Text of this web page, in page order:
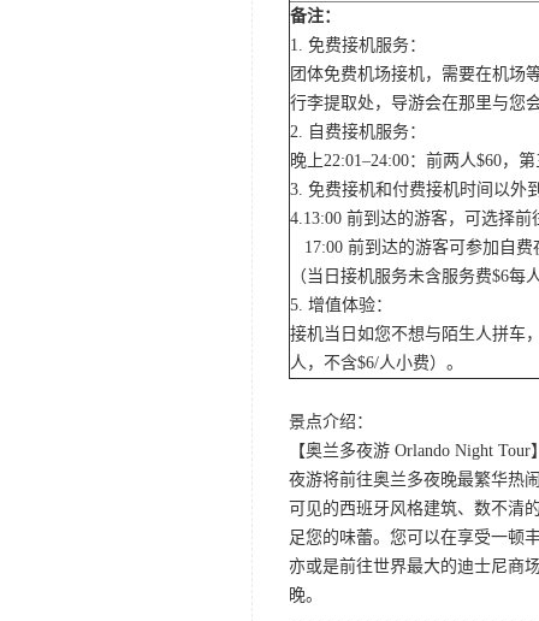
备注：
1. 免费接机服务：
团体免费机场接机，需要在机场
行李提取处，导游会在那里与您
2. 自费接机服务：
晚上22:01–24:00：前两人$60，
3. 免费接机和付费接机时间以外
4.13:00 前到达的游客，可选择
17:00 前到达的游客可参加自
（当日接机服务未含服务费$6每
5. 增值体验：
接机当日如您不想与陌生人拼车
人，不含$6/人小费）。
景点介绍：
【奥兰多夜游 Orlando Night Tour
夜游将前往奥兰多夜晚最繁华热
可见的西班牙风格建筑、数不清
足您的味蕾。您可以在享受一顿
亦或是前往世界最大的迪士尼商
晚。